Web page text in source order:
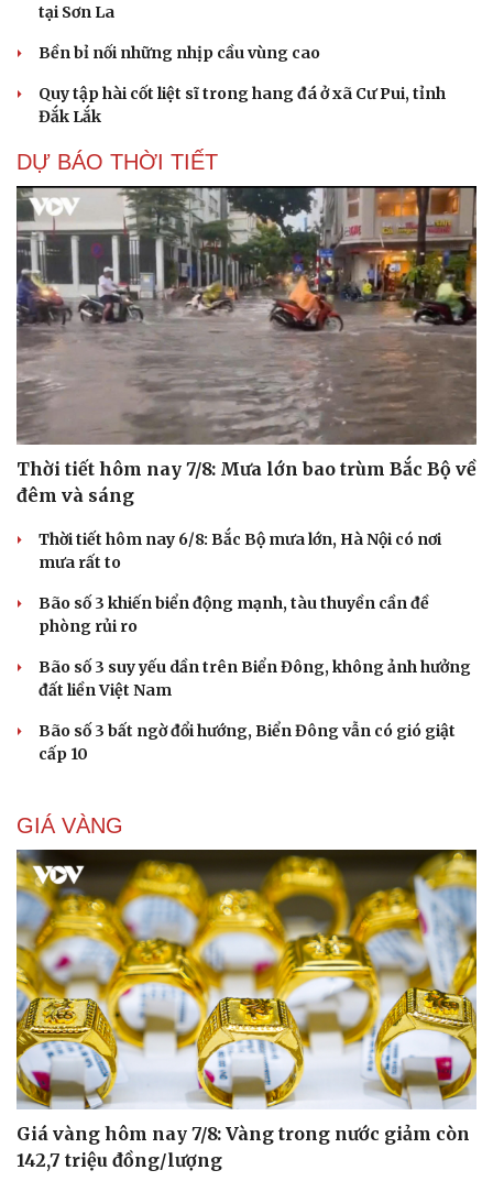
tại Sơn La
Bền bỉ nối những nhịp cầu vùng cao
Quy tập hài cốt liệt sĩ trong hang đá ở xã Cư Pui, tỉnh
Đắk Lắk
DỰ BÁO THỜI TIẾT
Thời tiết hôm nay 7/8: Mưa lớn bao trùm Bắc Bộ về
đêm và sáng
Thời tiết hôm nay 6/8: Bắc Bộ mưa lớn, Hà Nội có nơi
mưa rất to
Bão số 3 khiến biển động mạnh, tàu thuyền cần đề
phòng rủi ro
Bão số 3 suy yếu dần trên Biển Đông, không ảnh hưởng
đất liền Việt Nam
Bão số 3 bất ngờ đổi hướng, Biển Đông vẫn có gió giật
cấp 10
GIÁ VÀNG
Giá vàng hôm nay 7/8: Vàng trong nước giảm còn
142,7 triệu đồng/lượng